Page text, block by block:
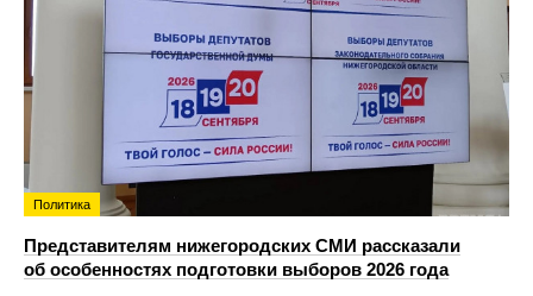
Политика
Представителям нижегородских СМИ рассказали
об особенностях подготовки выборов 2026 года